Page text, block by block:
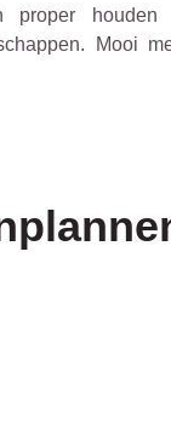
proper houden
Mooi